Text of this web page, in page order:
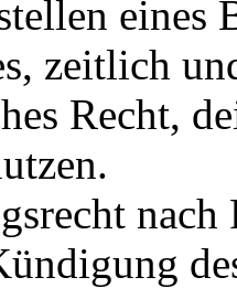
eines
zeitlich
Recht,